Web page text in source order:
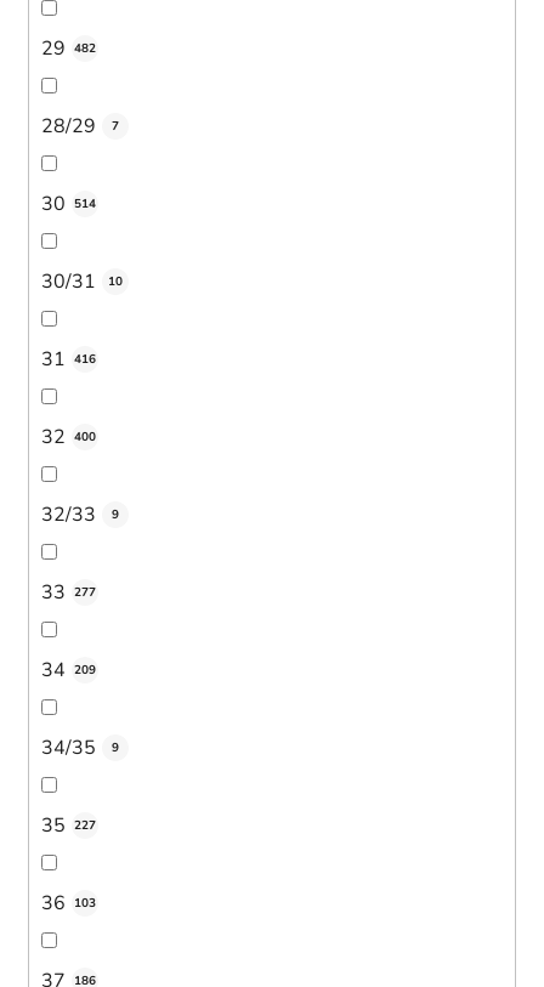
29 482
28/29 7
30 514
30/31 10
31 416
32 400
32/33 9
33 277
34 209
34/35 9
35 227
36 103
37 186